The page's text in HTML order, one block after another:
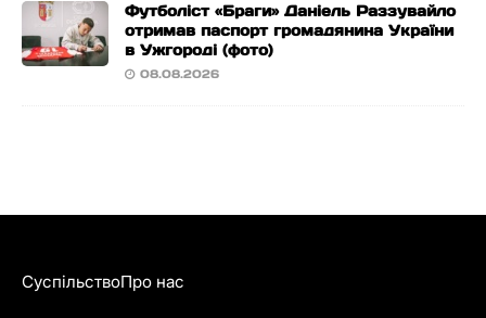
Футболіст «Браги» Даніель Раззувайло
отримав паспорт громадянина України
в Ужгороді (фото)
08.08.2026
СуспільствоПро нас